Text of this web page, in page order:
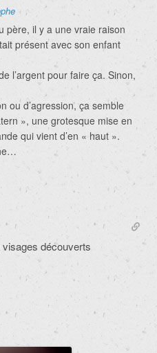
père, il y a une vraie raison
présent avec son enfant
l’argent pour faire ça. Sinon,
ou d’agression, ça semble
», une grotesque mise en
qui vient d’en « haut ».
visages découverts